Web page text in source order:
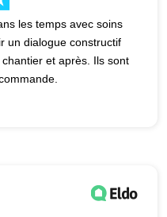
les temps avec soins
un dialogue constructif
et après. Ils sont